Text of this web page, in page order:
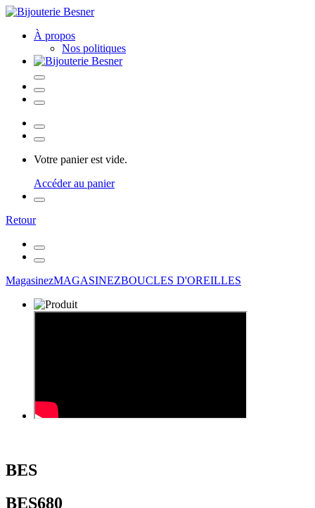
À propos
Nos politiques
Votre panier est vide.
Accéder au panier
Retour
MagasinezMAGASINEZBOUCLES D'OREILLES
BES
BES680